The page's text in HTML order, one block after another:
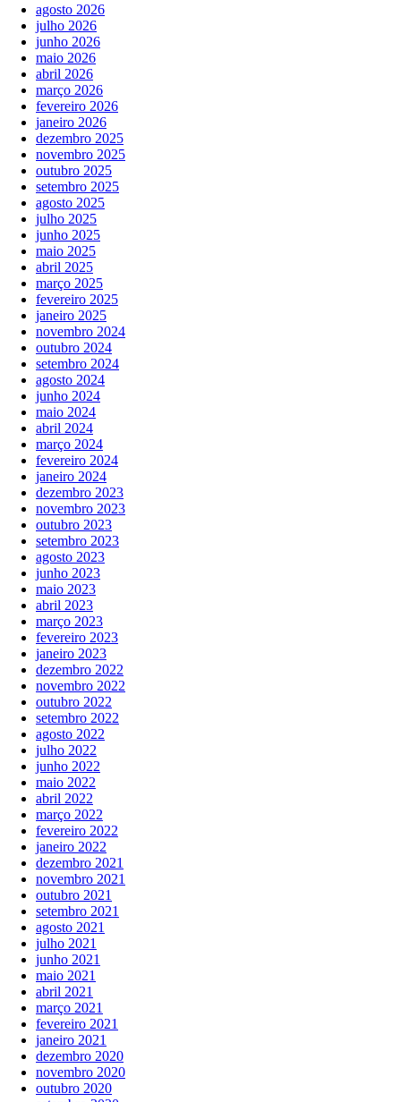
agosto 2026
julho 2026
junho 2026
maio 2026
abril 2026
março 2026
fevereiro 2026
janeiro 2026
dezembro 2025
novembro 2025
outubro 2025
setembro 2025
agosto 2025
julho 2025
junho 2025
maio 2025
abril 2025
março 2025
fevereiro 2025
janeiro 2025
novembro 2024
outubro 2024
setembro 2024
agosto 2024
junho 2024
maio 2024
abril 2024
março 2024
fevereiro 2024
janeiro 2024
dezembro 2023
novembro 2023
outubro 2023
setembro 2023
agosto 2023
junho 2023
maio 2023
abril 2023
março 2023
fevereiro 2023
janeiro 2023
dezembro 2022
novembro 2022
outubro 2022
setembro 2022
agosto 2022
julho 2022
junho 2022
maio 2022
abril 2022
março 2022
fevereiro 2022
janeiro 2022
dezembro 2021
novembro 2021
outubro 2021
setembro 2021
agosto 2021
julho 2021
junho 2021
maio 2021
abril 2021
março 2021
fevereiro 2021
janeiro 2021
dezembro 2020
novembro 2020
outubro 2020